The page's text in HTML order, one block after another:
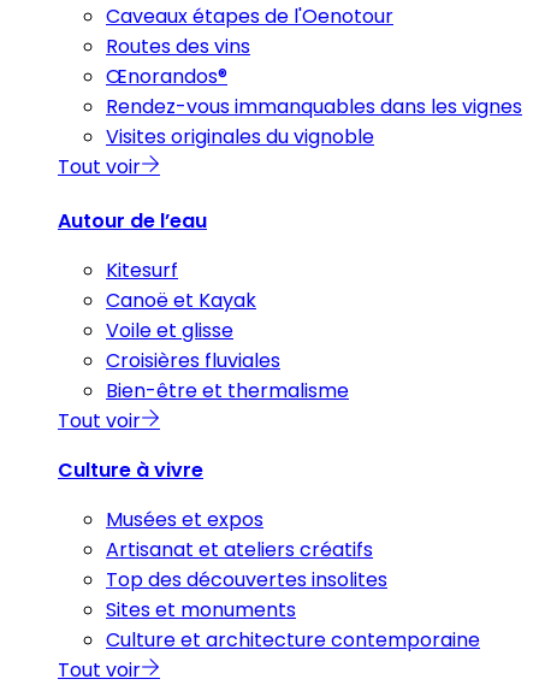
Caveaux étapes de l'Oenotour
Routes des vins
Œnorandos®
Rendez-vous immanquables dans les vignes
Visites originales du vignoble
Tout voir
Autour de l’eau
Kitesurf
Canoë et Kayak
Voile et glisse
Croisières fluviales
Bien-être et thermalisme
Tout voir
Culture à vivre
Musées et expos
Artisanat et ateliers créatifs
Top des découvertes insolites
Sites et monuments
Culture et architecture contemporaine
Tout voir